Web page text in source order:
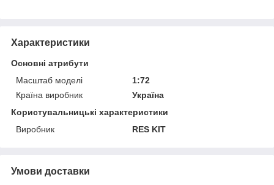
Характеристики
Основні атрибути
Масштаб моделі
1:72
Країна виробник
Україна
Користувальницькі характеристики
Виробник
RES KIT
Умови доставки